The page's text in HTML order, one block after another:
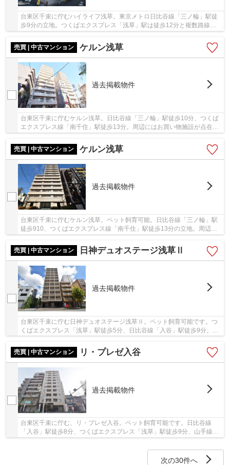
台東区千束に佇むハイライフ浅草。東京メトロ日比谷線「三ノ輪」駅徒
歩9分の立地。つくばエクスプレス「浅草」駅は徒歩12分と複数路線が
売買 | 中古マンション
ケルン浅草
過去掲載物件
台東区千束に佇むケルン浅草。日比谷線「三ノ輪」駅徒歩10分、つくば
エクスプレス線「南千住」駅徒歩13分。周辺にはお買い物施設が点在
し、生活環境が整っています。小中学校が近かっ...
売買 | 中古マンション
ケルン浅草
過去掲載物件
台東区千束に佇むケルン浅草。ペット飼育可能。日比谷線「三ノ輪」駅
徒歩910、つくばエクスプレス線「南千住」駅徒歩13分の立地。周辺に
はお買い物施設や飲食店が揃い、住環境は整って...
売買 | 中古マンション
日神デュオステージ浅草Ⅱ
過去掲載物件
台東区千束に佇む日神デュオステージ浅草Ⅱ。ペット飼育可能です。つ
くばエクスプレス「浅草」駅徒歩5分、日比谷線「入谷」駅徒歩9分。浅
売買 | 中古マンション
リ・プレゼ入谷
過去掲載物件
台東区千束に佇む、リ・プレゼ入谷。ペット飼育可能です。日比谷線
「入谷」駅徒歩8分、つくばエクスプレス「浅草」駅徒歩9分、山手線
次の30件へ